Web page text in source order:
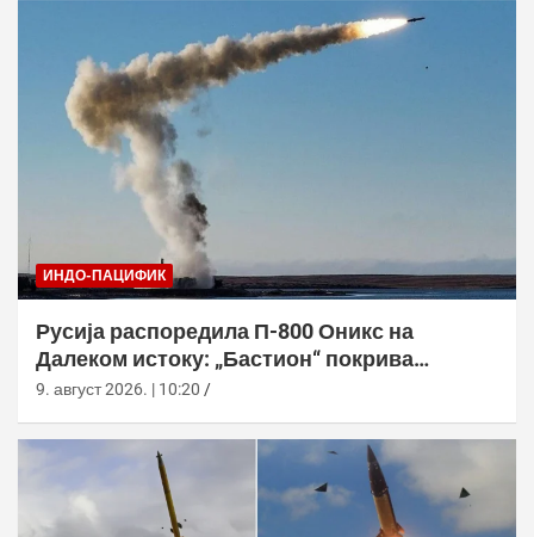
ИНДО-ПАЦИФИК
Русија распоредила П-800 Оникс на
Далеком истоку: „Бастион“ покрива
Куриле, Камчатку и Чукотку
9. август 2026. | 10:20